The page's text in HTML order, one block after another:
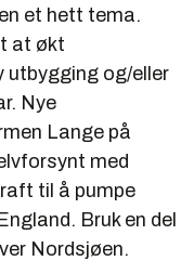
et hett tema.
at økt
utbygging og/eller
Nye
Lange på
med
til å pumpe
Bruk en del
Nordsjøen.